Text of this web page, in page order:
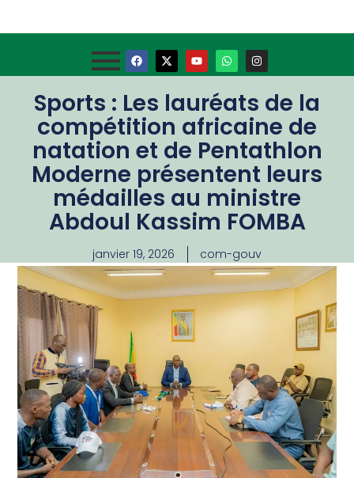
Sports : Les lauréats de la
compétition africaine de
natation et de Pentathlon
Moderne présentent leurs
médailles au ministre
Abdoul Kassim FOMBA
janvier 19, 2026 com-gouv